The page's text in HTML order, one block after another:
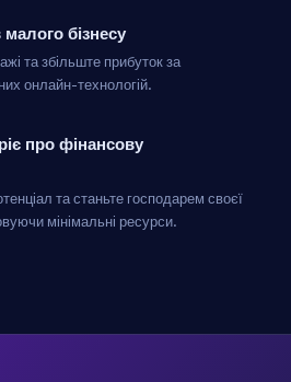
бізнесу
та збільште прибуток за
онлайн-технологій.
про фінансову
та станьте господарем своєї
мінімальні ресурси.